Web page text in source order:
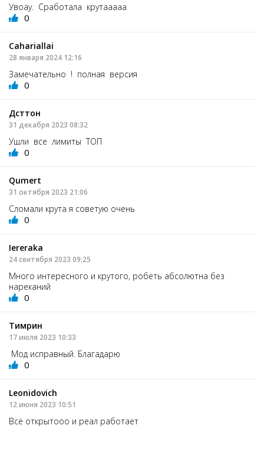
Увоау. Сработала крутааааа
0
Cahariallai
28 января 2024 12:16
Замечательно ! полная версия
0
Дсттон
31 декабря 2023 08:32
Ушли все лимиты ТОП
0
Qumert
31 октября 2023 21:06
Сломали крута я советую очень
0
Iereraka
24 сентября 2023 09:25
Много интересного и крутого, робеть абсолютна без
нареканий
0
Тимрин
17 июля 2023 10:33
Мод исправный. Благадарю
0
Leonidovich
12 июня 2023 10:51
Всё открытооо и реал работает